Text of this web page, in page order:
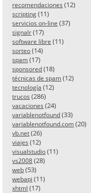
recomendaciones (12)
scripting (11)
servicios on-line (37)
signalr (17)
software libre (11)
sorteo (14)
spam (17)
sponsored (18)
técnicas de spam (12)
tecnología (12)
trucos (286)
vacaciones (24)
variablenotfound (33)
variablenotfound.com (20)
vb.net (26)
viajes (12)
visualstudio (11)
vs2008 (28)
web (53)
webapi (11)
xhtml (17)